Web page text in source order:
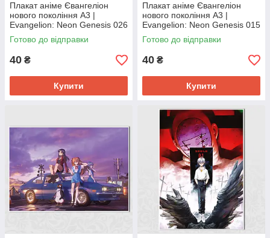
Плакат аніме Євангеліон
нового покоління А3 |
Evangelion: Neon Genesis 026
Готово до відправки
40 ₴
Купити
Плакат аніме Євангеліон
нового покоління А3 |
Evangelion: Neon Genesis 015
Готово до відправки
40 ₴
Купити